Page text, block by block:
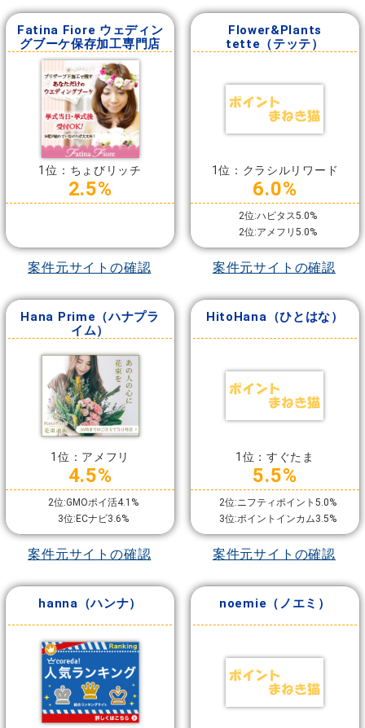
Fatina Fiore ウェディン
グブーケ保存加工専門店
1位：ちょびリッチ
2.5%
案件元サイトの確認
Flower&Plants
tette（テッテ）
1位：クラシルリワード
6.0%
2位:ハピタス5.0%
2位:アメフリ5.0%
案件元サイトの確認
Hana Prime（ハナプラ
イム）
1位：アメフリ
4.5%
2位:GMOポイ活4.1%
3位:ECナビ3.6%
案件元サイトの確認
HitoHana（ひとはな）
1位：すぐたま
5.5%
2位:ニフティポイント5.0%
3位:ポイントインカム3.5%
案件元サイトの確認
hanna（ハンナ） noemie（ノエミ）